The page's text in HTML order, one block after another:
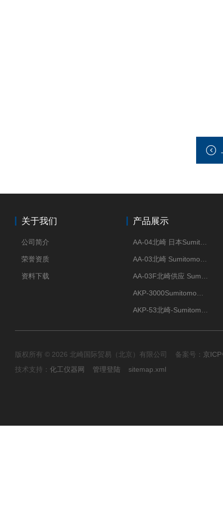
关于我们
公司简介
荣誉资质
资料下载
产品展示
AA-04北崎 日本Sumitomo住友化学 高纯氧化铝球
AA-03北崎 Sumitomo住友化学 高纯氧化铝球
AA-03F北崎供应 Sumitomo住友化学 高纯氧化铝球
AKP-3000Sumitomo住友化学 高纯氧化铝粉 半导体
AKP-53北崎-Sumitomo住友化学 高纯氧化铝粉
版权所有 © 2026 北崎国际贸易（北京）有限公司 备案号： 京
技术支持： 化工仪器网 管理登陆 sitemap.xml